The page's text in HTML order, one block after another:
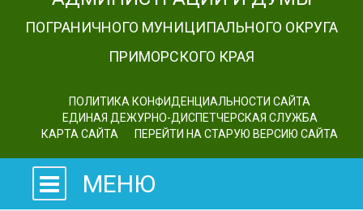
ПОГРАНИЧНОГО МУНИЦИПАЛЬНОГО ОКРУГА
ПРИМОРСКОГО КРАЯ
ПОЛИТИКА КОНФИДЕНЦИАЛЬНОСТИ САЙТА
ЕДИНАЯ ДЕЖУРНО-ДИСПЕТЧЕРСКАЯ СЛУЖБА
КАРТА САЙТА
ПЕРЕЙТИ НА СТАРУЮ ВЕРСИЮ САЙТА
МЕНЮ